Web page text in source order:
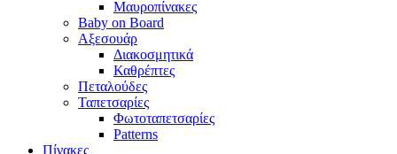
Μαυροπίνακες
Baby on Board
Αξεσουάρ
Διακοσμητικά
Καθρέπτες
Πεταλούδες
Ταπετσαρίες
Φωτοταπετσαρίες
Patterns
Πίνακες